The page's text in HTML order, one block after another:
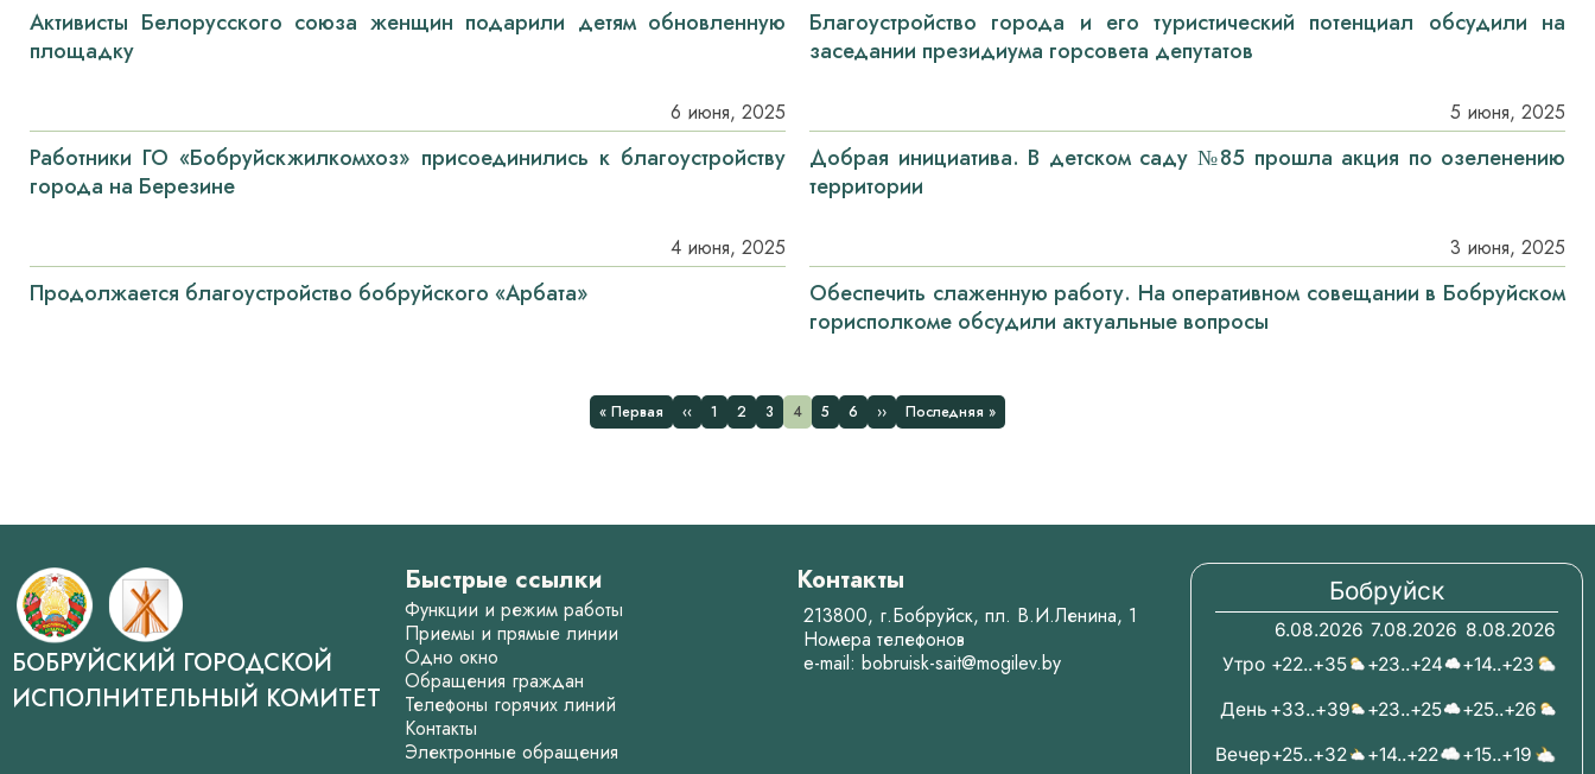
Активисты Белорусского союза женщин подарили детям обновленную
площадку
Благоустройство города и его туристический потенциал обсудили на
заседании президиума горсовета депутатов
6 июня, 2025
Работники ГО «Бобруйскжилкомхоз» присоединились к благоустройству
города на Березине
5 июня, 2025
Добрая инициатива. В детском саду №85 прошла акция по озеленению
территории
4 июня, 2025
Продолжается благоустройство бобруйского «Арбата»
3 июня, 2025
Обеспечить слаженную работу. На оперативном совещании в Бобруйском
горисполкоме обсудили актуальные вопросы
Первая
страница
« Первая
Предыдущая
страница
‹‹ Страница
1 Страница
2 Страница
3 Страница
4 Страница
5 Страница
6
Следующая
страница
››
Последняя
страница
Последняя »
БОБРУЙСКИЙ ГОРОДСКОЙ
ИСПОЛНИТЕЛЬНЫЙ КОМИТЕТ
Быстрые ссылки
Функции и режим работы
Приемы и прямые линии
Одно окно
Обращения граждан
Телефоны горячих линий
Контакты
Электронные обращения
Контакты
213800, г.Бобруйск, пл. В.И.Ленина, 1
Номера телефонов
e-mail: bobruisk-sait@mogilev.by
Бобруйск
6.08.2026
+22..+35
+33..+39
+25..+32
7.08.2026
+23..+24
+23..+25
+14..+22
8.08.2026
+14..+23
+25..+26
+15..+19
Вечер
День
Утро